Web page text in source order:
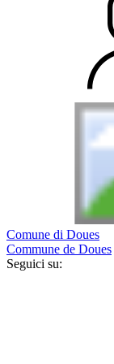
Comune di Doues
Commune de Doues
Seguici su: